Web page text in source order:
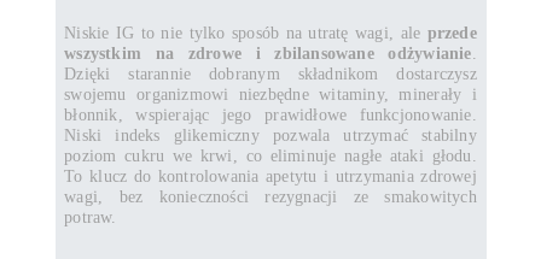
Niskie IG to nie tylko sposób na utratę wagi, ale przede
wszystkim na zdrowe i zbilansowane odżywianie.
Dzięki starannie dobranym składnikom dostarczysz
swojemu organizmowi niezbędne witaminy, minerały i
błonnik, wspierając jego prawidłowe funkcjonowanie.
Niski indeks glikemiczny pozwala utrzymać stabilny
poziom cukru we krwi, co eliminuje nagłe ataki głodu.
To klucz do kontrolowania apetytu i utrzymania zdrowej
wagi, bez konieczności rezygnacji ze smakowitych
potraw.